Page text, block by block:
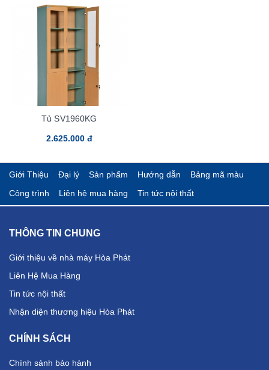
Tủ SV1960KG
2.625.000 đ
Giới Thiệu Đại lý Sản phẩm Hướng dẫn
Bảng mã màu
Công trình
Liên hệ mua hàng Tin tức nội thất
THÔNG TIN CHUNG
Giới thiệu về nhà máy Hòa Phát
Liên Hệ Mua Hàng
Tin tức nội thất
Nhận diện thương hiệu Hòa Phát
CHÍNH SÁCH
Chính sánh bảo hành